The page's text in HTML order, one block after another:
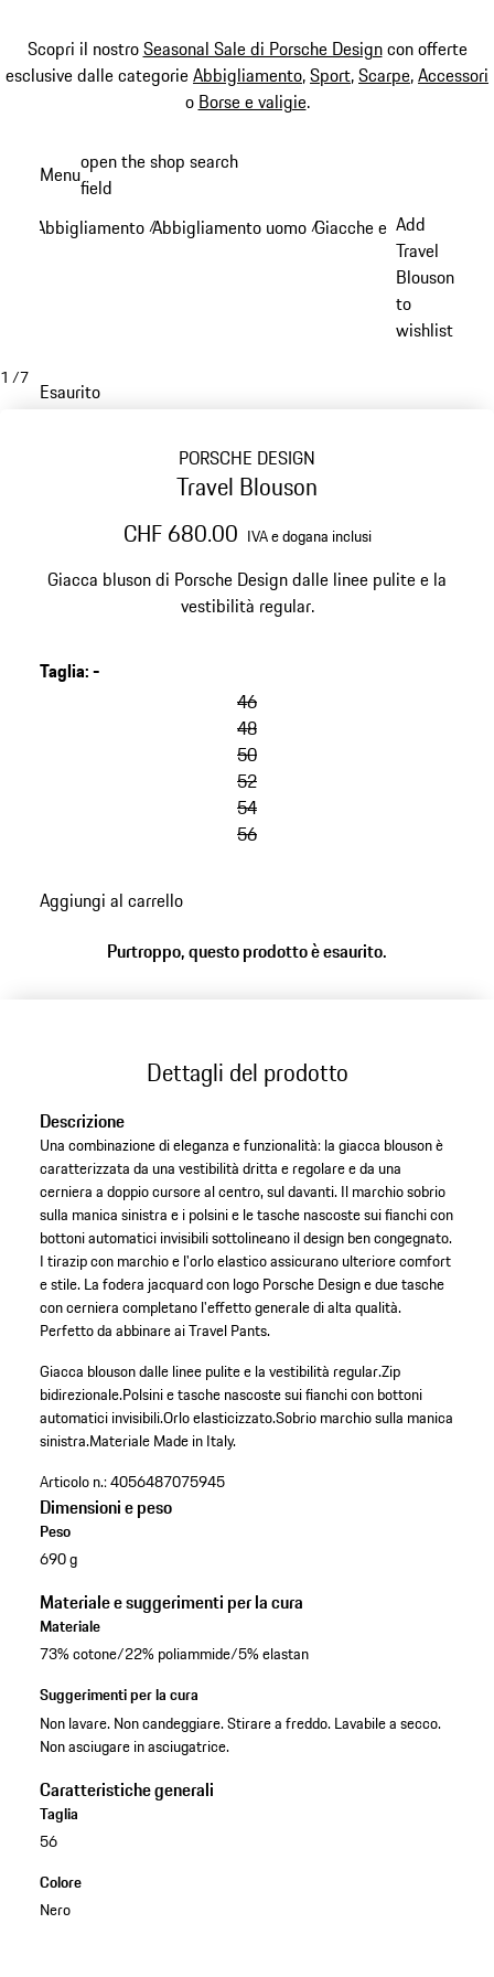
Scopri il nostroSeasonal Sale di Porsche Designcon offerte
esclusive dalle categorieAbbigliamento,Sport,Scarpe,Accessori
o Borse e valigie.
principale
Menuopen the shop search
field
Abbigliamento /Abbigliamento uomo /Giacche e cappotti
Add
Travel
Blouson
to
wishlist
1 /7
Esaurito
PORSCHE DESIGN
Travel Blouson
CHF 680.00 IVA e dogana inclusi
Giacca bluson di Porsche Design dalle linee pulite e la
vestibilità regular.
Taglia:-
46
48
50
52
54
56
Aggiungi al carrello
Purtroppo, questo prodotto è esaurito.
Dettagli del prodotto
Descrizione
Una combinazione di eleganza e funzionalità: la giacca blouson è
caratterizzata da una vestibilità dritta e regolare e da una
cerniera a doppio cursore al centro, sul davanti. Il marchio sobrio
sulla manica sinistra e i polsini e le tasche nascoste sui fianchi con
bottoni automatici invisibili sottolineano il design ben congegnato.
I tirazip con marchio e l'orlo elastico assicurano ulteriore comfort
e stile. La fodera jacquard con logo Porsche Design e due tasche
con cerniera completano l'effetto generale di alta qualità.
Perfetto da abbinare ai Travel Pants.
Giacca blouson dalle linee pulite e la vestibilità regular.Zip
bidirezionale.Polsini e tasche nascoste sui fianchi con bottoni
automatici invisibili.Orlo elasticizzato.Sobrio marchio sulla manica
sinistra.Materiale Made in Italy.
Articolo n.:4056487075945
Dimensioni e peso
Peso
690 g
Materiale e suggerimenti per la cura
Materiale
73% cotone/22% poliammide/5% elastan
Suggerimenti per la cura
Non lavare. Non candeggiare. Stirare a freddo. Lavabile a secco.
Non asciugare in asciugatrice.
Caratteristiche generali
Taglia
56
Colore
Nero